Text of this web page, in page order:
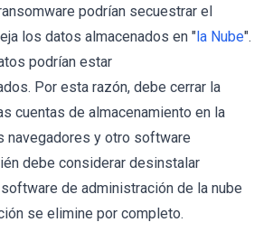
podrían secuestrar el
los datos almacenados en " la Nube".
podrían estar
Por esta razón, debe cerrar la
cuentas de almacenamiento en la
navegadores y otro software
debe considerar desinstalar
de administración de la nube
se elimine por completo.